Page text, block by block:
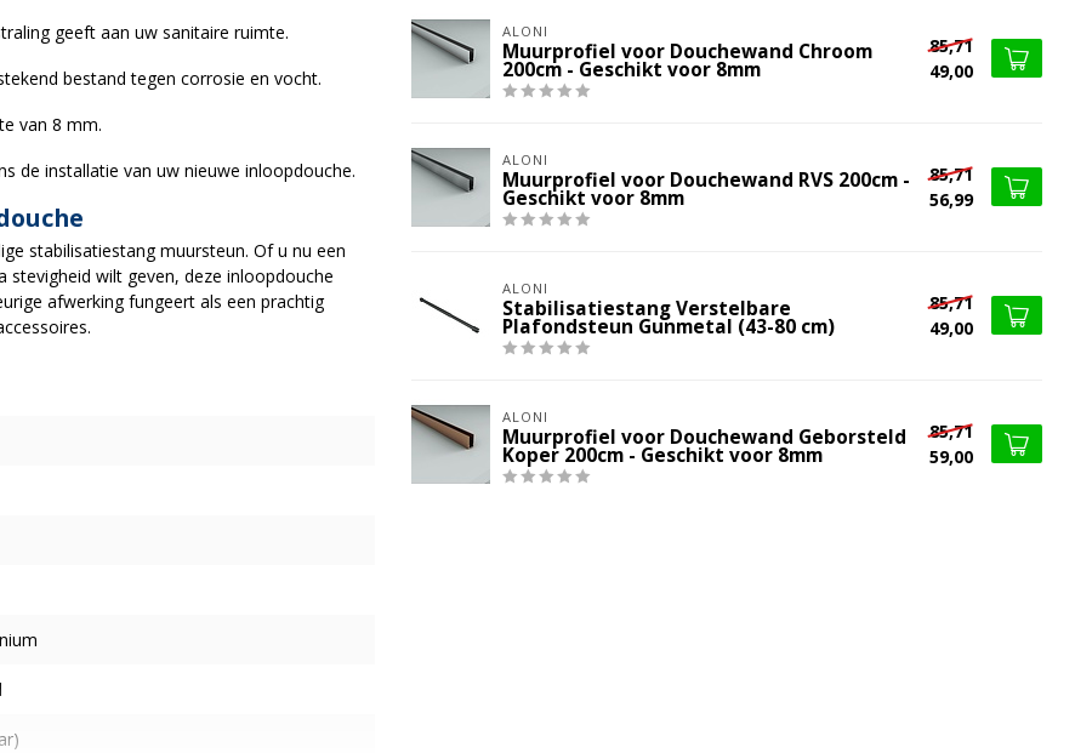
geeft aan uw sanitaire ruimte.
bestand tegen corrosie en vocht.
van 8 mm.
de installatie van uw nieuwe inloopdouche.
stabilisatiestang muursteun. Of u nu een
wilt geven, deze inloopdouche
afwerking fungeert als een prachtig
ALONI
Muurprofiel voor Douchewand Chroom
200cm - Geschikt voor 8mm
85,71
49,00
ALONI
Muurprofiel voor Douchewand RVS 200cm -
Geschikt voor 8mm
85,71
56,99
ALONI
Stabilisatiestang Verstelbare
Plafondsteun Gunmetal (43-80 cm)
85,71
49,00
ALONI
Muurprofiel voor Douchewand Geborsteld
Koper 200cm - Geschikt voor 8mm
85,71
59,00